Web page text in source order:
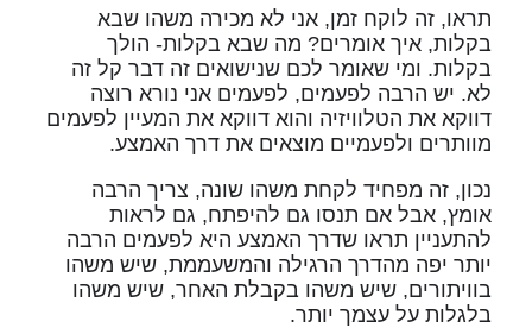
תראו, זה לוקח זמן, אני לא מכירה משהו שבא
בקלות, איך אומרים? מה שבא בקלות- הולך
בקלות. ומי שאומר לכם שנישואים זה דבר קל זה
לא. יש הרבה לפעמים, לפעמים אני נורא רוצה
דווקא את הטלוויזיה והוא דווקא את המעיין לפעמים
מוותרים ולפעמיים מוצאים את דרך האמצע.
נכון, זה מפחיד לקחת משהו שונה, צריך הרבה
אומץ, אבל אם תנסו גם להיפתח, גם לראות
להתעניין תראו שדרך האמצע היא לפעמים הרבה
יותר יפה מהדרך הרגילה והמשעממת, שיש משהו
בוויתורים, שיש משהו בקבלת האחר, שיש משהו
בלגלות על עצמך יותר.